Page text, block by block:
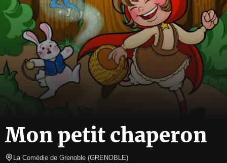
Mon petit chaperon
La Comédie de Grenoble (GRENOBLE)